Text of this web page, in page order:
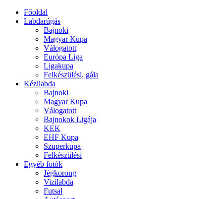
Főoldal
Labdarúgás
Bajnoki
Magyar Kupa
Válogatott
Európa Liga
Ligakupa
Felkészülési, gála
Kézilabda
Bajnoki
Magyar Kupa
Válogatott
Bajnokok Ligája
KEK
EHF Kupa
Szuperkupa
Felkészülési
Egyéb fotók
Jégkorong
Vizilabda
Futsal